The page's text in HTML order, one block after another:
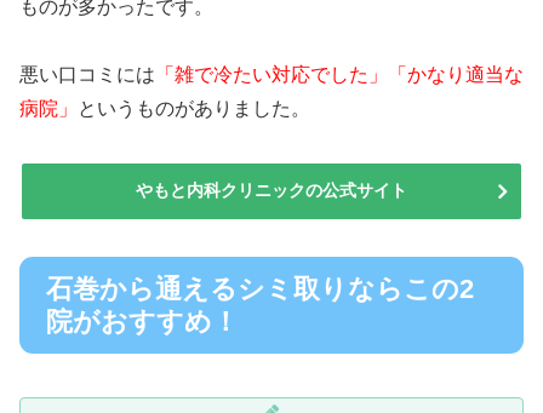
ものが多かったです。
悪い口コミには 「雑で冷たい対応でした」「かなり適当な
病院」
というものがありました。
やもと内科クリニックの公式サイト
石巻から通えるシミ取りならこの2
院がおすすめ！